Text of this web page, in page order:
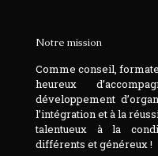
Notre mission
Comme conseil,
heureux
développement
l’intégration et à la
talentueux à la
différents et généreux !